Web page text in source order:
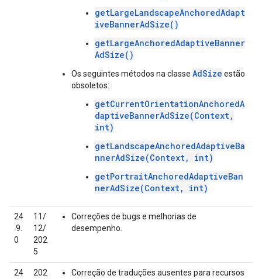
getLargeLandscapeAnchoredAdapt
iveBannerAdSize()
getLargeAnchoredAdaptiveBanner
AdSize()
Os seguintes métodos na classe AdSize estão
obsoletos:
getCurrentOrientationAnchoredA
daptiveBannerAdSize(Context,
int)
getLandscapeAnchoredAdaptiveBa
nnerAdSize(Context, int)
getPortraitAnchoredAdaptiveBan
nerAdSize(Context, int)
24
.9.
0
11/
12/
202
5
Correções de bugs e melhorias de
desempenho.
24
202
Correção de traduções ausentes para recursos